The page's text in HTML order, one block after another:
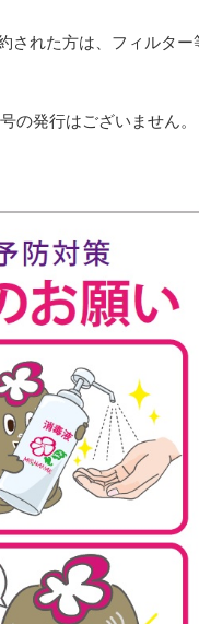
された方は、フィルター
の発行はございません。